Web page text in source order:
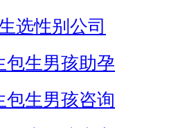
选性别公司
包生男孩助孕
包生男孩咨询